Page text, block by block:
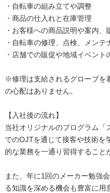
・自転車の組み立てや調整
・商品の仕入れと在庫管理
・お客様への商品説明や案内、
・自転車の修理、点検、メンテ
・店舗での販促や地域イベント
※修理は支給されるグローブを
の心配はありません。
【入社後の流れ】
当社オリジナルのプログラム
でのOJTを通じて接客や技術を
的な業務を一通り習得すること
また、年に1回のメーカー勉強
る知識を深める機会も豊富に用